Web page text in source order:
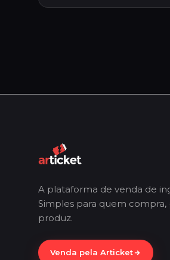
A plataforma de venda de
Simples para quem
produz.
Venda pela Articket